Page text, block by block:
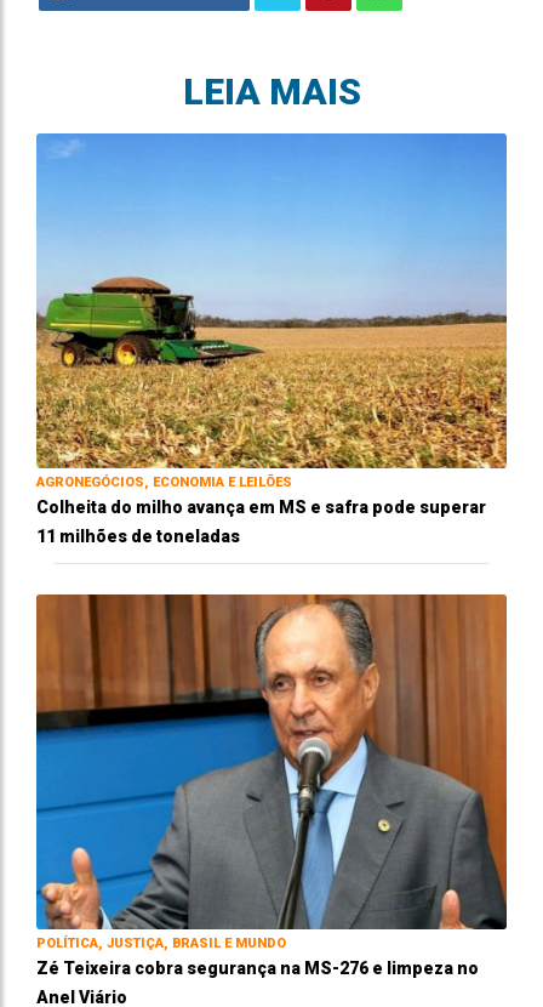
LEIA MAIS
AGRONEGÓCIOS, ECONOMIA E LEILÕES
Colheita do milho avança em MS e safra pode superar
11 milhões de toneladas
POLÍTICA, JUSTIÇA, BRASIL E MUNDO
Zé Teixeira cobra segurança na MS-276 e limpeza no
Anel Viário